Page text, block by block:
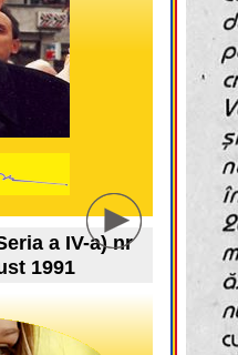
a IV-a) nr
1991